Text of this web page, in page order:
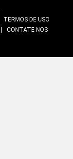
TERMOS DE USO
CONTATE-NOS